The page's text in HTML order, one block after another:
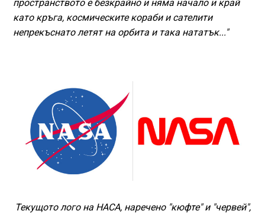
пространството е безкрайно и няма начало и край
като кръга, космическите кораби и сателити
непрекъснато летят на орбита и така нататък..."
Текущото лого на НАСА, наречено "кюфте" и "червей",